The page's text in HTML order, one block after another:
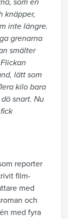
som en
knäpper,
inte längre.
grenarna
smälter
lätt som
kilo bara
snart. Nu
reporter
film­
med
och
med fyra